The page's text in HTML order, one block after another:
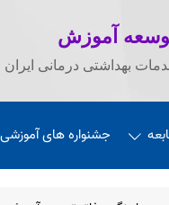
آموزش
بهداشتی درمانی ایران
جشنواره های آموزشی